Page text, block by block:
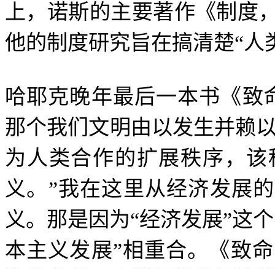
上，诺斯的主要著作《制度
他的制度研究旨在搞清楚“人
哈耶克晚年最后一本书《致
那个我们文明由以发生并赖
为人类合作的扩展秩序，
义。 ”我在这里从经济发展
义。那是因为“经济发展”这
本主义发展”相重合。《致